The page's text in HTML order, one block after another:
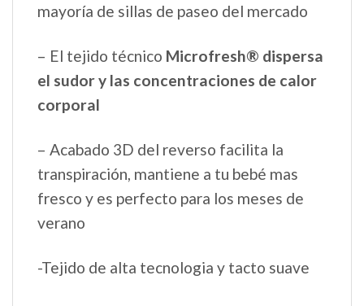
mayoría de sillas de paseo del mercado
– El tejido técnico Microfresh® dispersa
el sudor y las concentraciones de calor
corporal
– Acabado 3D del reverso facilita la
transpiración, mantiene a tu bebé mas
fresco y es perfecto para los meses de
verano
-Tejido de alta tecnologia y tacto suave